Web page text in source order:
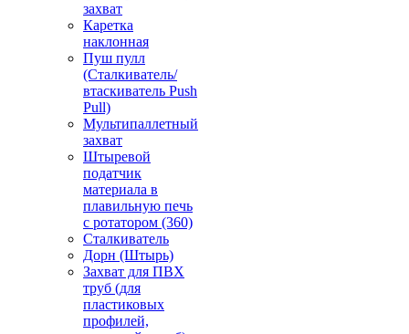
захват
Каретка
наклонная
Пуш пулл
(Сталкиватель/
втаскиватель Push
Pull)
Мультипаллетный
захват
Штыревой
податчик
материала в
плавильную печь
с ротатором (360)
Сталкиватель
Дорн (Штырь)
Захват для ПВХ
труб (для
пластиковых
профилей,